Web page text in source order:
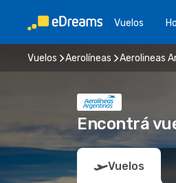
Vuelos
Vuelos Aerolíneas Aerolineas
Encontrá
Vuelos